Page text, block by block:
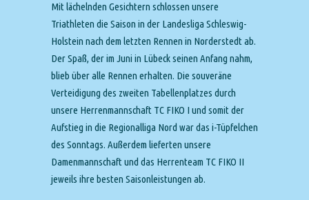
Mit lächelnden Gesichtern schlossen unsere
Triathleten die Saison in der Landesliga Schleswig-
Holstein nach dem letzten Rennen in Norderstedt ab.
Der Spaß, der im Juni in Lübeck seinen Anfang nahm,
blieb über alle Rennen erhalten. Die souveräne
Verteidigung des zweiten Tabellenplatzes durch
unsere Herrenmannschaft TC FIKO I und somit der
Aufstieg in die Regionalliga Nord war das i-Tüpfelchen
des Sonntags. Außerdem lieferten unsere
Damenmannschaft und das Herrenteam TC FIKO II
jeweils ihre besten Saisonleistungen ab.